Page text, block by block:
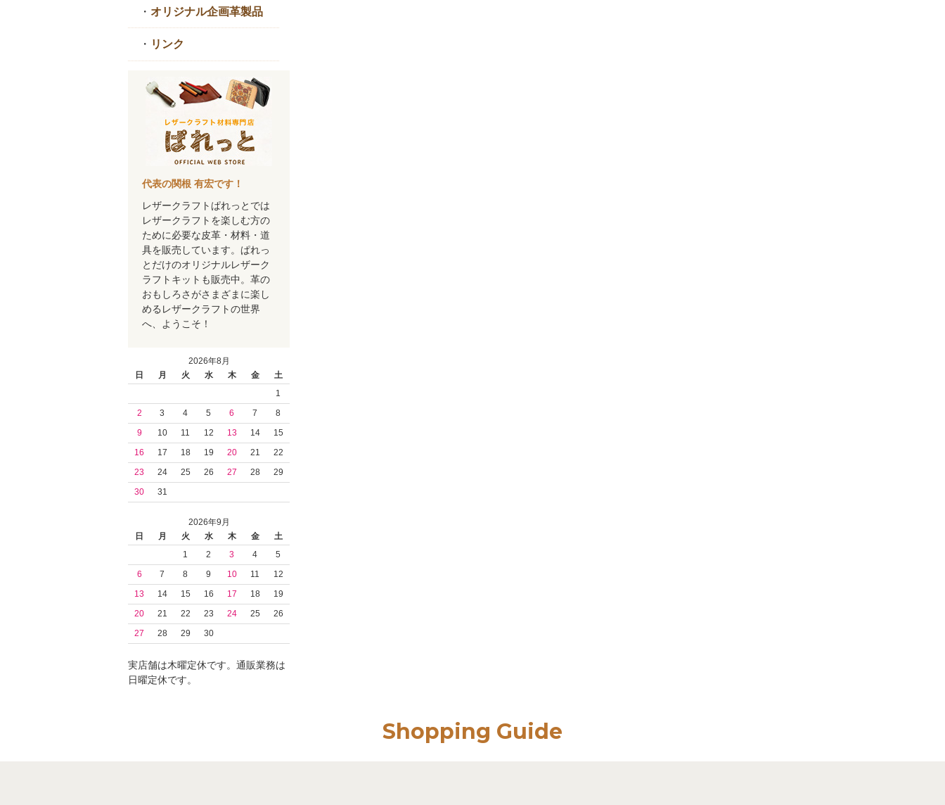
・ オリジナル企画革製品
・ リンク
代表の関根 有宏です！
レザークラフトぱれっとでは
レザークラフトを楽しむ方の
ために必要な皮革・材料・道
具を販売しています。ぱれっ
とだけのオリジナルレザーク
ラフトキットも販売中。革の
おもしろさがさまざまに楽し
めるレザークラフトの世界
へ、ようこそ！
2026年8月
日
月 火 水 木 金
土
1
2
3 4 5 6 7
8
9
10 11 12 13 14
15
16
17 18 19 20 21
22
23
24 25 26 27 28
29
30
31
2026年9月
日
月 火 水 木 金
土
1
2 3 4
5
6
7 8 9 10 11
12
13
14 15 16 17 18
19
20
21 22 23 24 25
26
27
28 29 30
実店舗は木曜定休です。通販業務は
日曜定休です。
Shopping Guide